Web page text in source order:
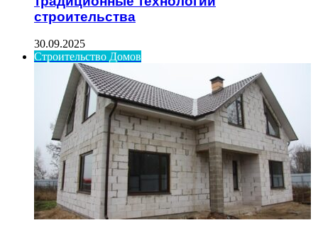
строительства
30.09.2025
Строительство Домов